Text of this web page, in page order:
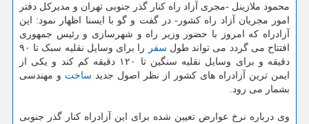
محمود ملازینل -مجری آزاد راه کنار گذر جنوبی تهران و مدیرکل دفتر
امور مجریان آزاد راه کشور- در گفت و گو با ایسنا اظهار نمود: این
آزادراه که امروز با حضور وزیر راه و شهرسازی و رئیس جمهوری
افتتاح می گردد می تواند طول سفر
را برای وسایل نقلیه سبک تا ۹۰
دقیقه و برای وسایل نقلیه سنگین تا ۱۲۰ دقیقه کم کند و یکی از
ایمن ترین آزادراه های کشور از نظر اصول جدید ساخت و مهندسی
بشمار می رود.
وی درباره نرخ عوارض تعیین شده برای این آزادراه کنار گذر جنوبی